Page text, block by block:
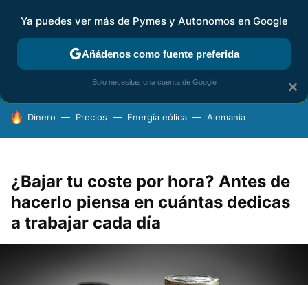
FISCALIDAD Y CONTABILIDAD KIT DIGITAL RENTA
HOY SE HABLA DE
Dinero Precios Energía eólica Alemania
¿Bajar tu coste por hora? Antes de
hacerlo piensa en cuántas dedicas
a trabajar cada día
×
Ya puedes ver más de Pymes y Autonomos en Google
Añádenos como fuente preferida
Solo necesitas una cuenta de Google